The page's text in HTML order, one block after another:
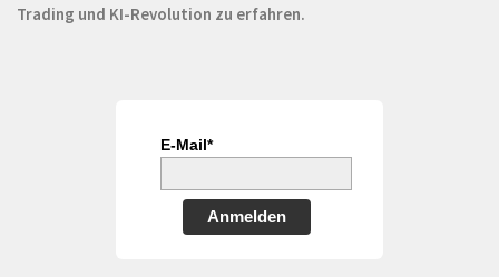
Trading und KI-Revolution zu erfahren.
E-Mail*
Anmelden